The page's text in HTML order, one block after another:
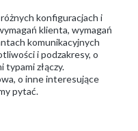
konfiguracjach i
klienta, wymagań
komunikacyjnych
i podzakresy, o
typami złączy.
o inne interesujące
pytać.